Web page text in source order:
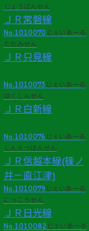
じょうばんせん
ＪＲ常磐線
No.1010070 じぇいあーる
ただみせん
ＪＲ只見線
No.1010073 じぇいあーる
はくしんせん
ＪＲ白新線
No.1010076 じぇいあーる
しんえつほんせん
ＪＲ信越本線(篠ノ
井－直江津)
No.1010079 じぇいあーる
にっこうせん
ＪＲ日光線
No.1010082じぇいあーる